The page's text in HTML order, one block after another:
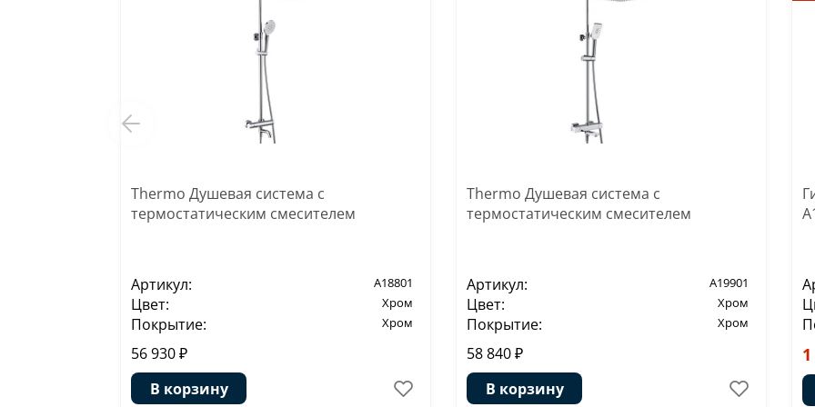
Thermo Душевая система с
термостатическим смесителем
Артикул: A18801
Цвет: Хром
Покрытие: Хром
56 930 ₽
В корзину
Thermo Душевая система с
термостатическим смесителем
Артикул: A19901
Цвет: Хром
Покрытие: Хром
58 840 ₽
В корзину